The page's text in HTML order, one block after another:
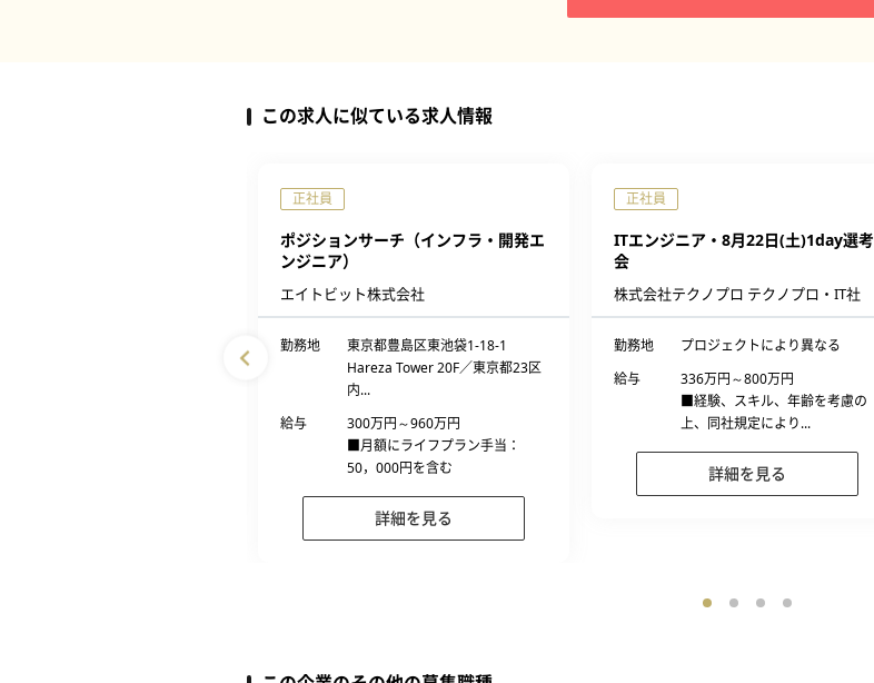
この求人に似ている求人情報
正社員
ポジションサーチ（インフラ・開発エ
ンジニア）
エイトビット株式会社
勤務地
東京都豊島区東池袋1-18-1
Hareza Tower 20F／東京都23区
内...
給与
300万円～960万円
■月額にライフプラン手当：
50，000円を含む
詳細を見る
正社員
ITエンジニア・8月22日(土)1day選考
会
株式会社テクノプロ テクノプロ・IT社
勤務地
プロジェクトにより異なる
給与
336万円～800万円
■経験、スキル、年齢を考慮の
上、同社規定により...
詳細を見る